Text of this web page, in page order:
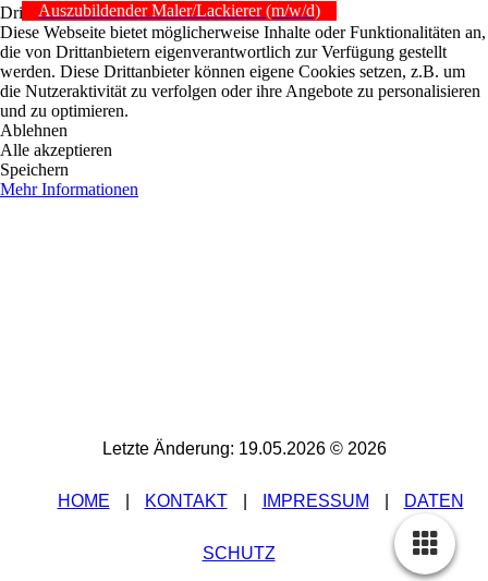
Auszubildender Maler/Lackierer (m/w/d)
Letzte Änderung: 19.05.2026 © 2026
HOME KONTAKT IMPRESSUM DATEN
SCHUTZ
Drittanbieter-Inhalte
Diese Webseite bietet möglicherweise Inhalte oder Funktionalitäten an,
die von Drittanbietern eigenverantwortlich zur Verfügung gestellt
werden. Diese Drittanbieter können eigene Cookies setzen, z.B. um
die Nutzeraktivität zu verfolgen oder ihre Angebote zu personalisieren
und zu optimieren.
Ablehnen
Alle akzeptieren
Speichern
Mehr Informationen